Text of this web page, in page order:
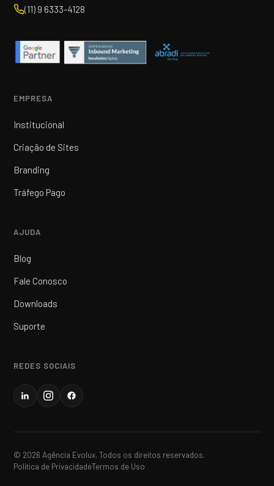
(11) 9 6333-4128
EMPRESA
Institucional
Criação de Sites
Branding
Tráfego Pago
AJUDA
Blog
Fale Conosco
Downloads
Suporte
REDES SOCIAIS
© 2026 Agência Evolux. Todos os direitos reservados.
Política de PrivacidadeTermos de Uso